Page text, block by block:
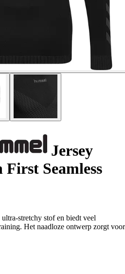
Jersey
First Seamless
stretchy stof en biedt veel
Het naadloze ontwerp zorgt voor